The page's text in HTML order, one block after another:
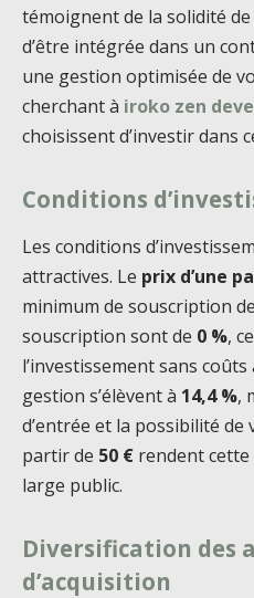
témoignent de la solidité
d’être intégrée dans un
une gestion optimisée de
cherchant à iroko zen
choisissent d’investir dans
Conditions
Les conditions
attractives. Le prix d’une
minimum de souscription de
souscription sont de 0 %,
l’investissement sans
gestion s’élèvent à 14,4 %,
d’entrée et la possibilité
partir de 50 € rendent cette
large public.
Diversification des
d’acquisition